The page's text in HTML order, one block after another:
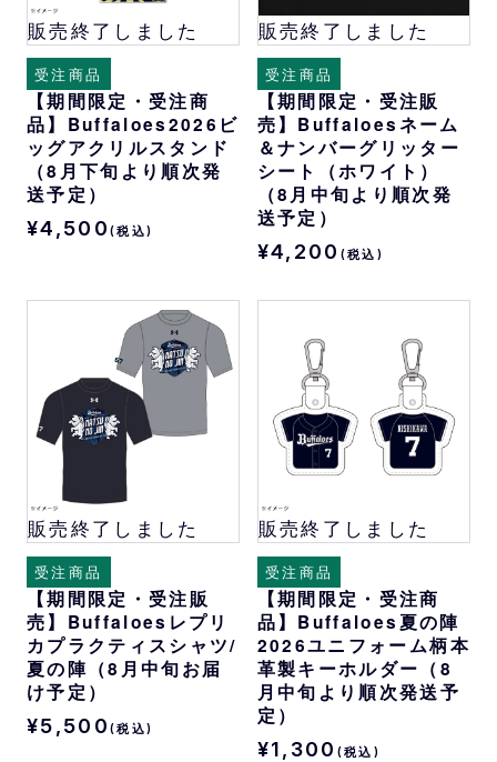
販売終了しました
受注商品
【期間限定・受注商
品】Buffaloes2026ビ
ッグアクリルスタンド
（8月下旬より順次発
送予定）
¥4,500 (税込)
販売終了しました
受注商品
【期間限定・受注販
売】Buffaloesネーム
＆ナンバーグリッター
シート（ホワイト）
（8月中旬より順次発
送予定）
¥4,200 (税込)
販売終了しました
受注商品
【期間限定・受注販
売】Buffaloesレプリ
カプラクティスシャツ/
夏の陣（8月中旬お届
け予定）
¥5,500 (税込)
販売終了しました
受注商品
【期間限定・受注商
品】Buffaloes夏の陣
2026ユニフォーム柄本
革製キーホルダー（8
月中旬より順次発送予
定）
¥1,300 (税込)